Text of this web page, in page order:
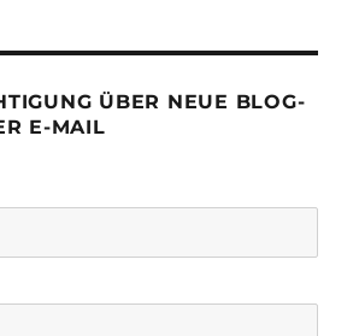
ÜBER NEUE BLOG-
E-MAIL